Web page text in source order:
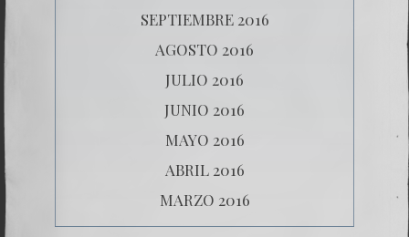
SEPTIEMBRE 2016
AGOSTO 2016
JULIO 2016
JUNIO 2016
MAYO 2016
ABRIL 2016
MARZO 2016